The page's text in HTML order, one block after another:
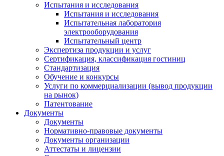
Испытания и исследования
Испытания и исследования
Испытательная лаборатория
электрооборудования
Испытательный центр
Экспертиза продукции и услуг
Сертификация, классификация гостиниц
Стандартизация
Обучение и конкурсы
Услуги по коммерциализации (вывод продукции
на рынок)
Патентование
Документы
Документы
Нормативно-правовые документы
Документы организации
Аттестаты и лицензии